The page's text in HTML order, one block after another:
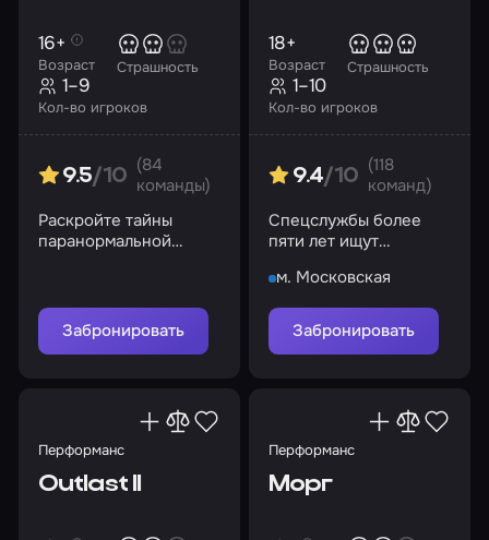
Возраст
16+
Страшность
Кол-во игроков
1–9
9.5/10
(84
команды)
Раскройте тайны
паранормальной
Забронировать
Возраст
18+
Страшность
Кол-во игроков
1–10
9.4/10
(118
команд)
Спецслужбы более
пяти лет ищут
все попытки обречены
на провал…
м. Московская
Забронировать
Перформанс
Outlast II
Перформанс
Морг